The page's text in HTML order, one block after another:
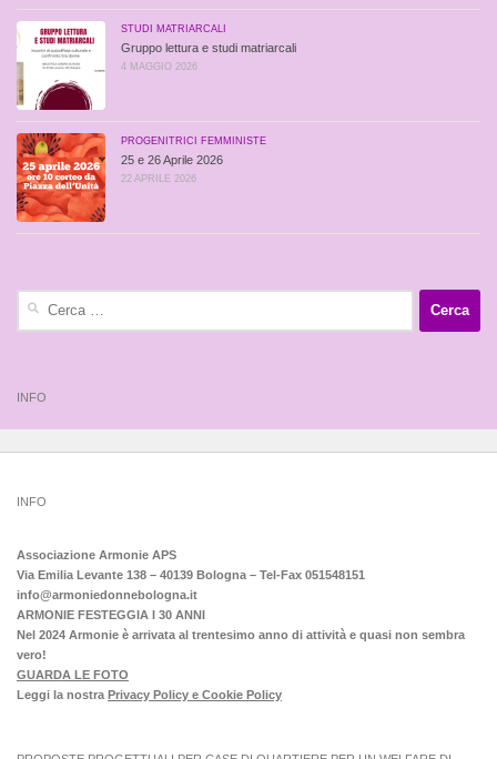
STUDI MATRIARCALI
Gruppo lettura e studi matriarcali
4 MAGGIO 2026
PROGENITRICI FEMMINISTE
25 e 26 Aprile 2026
22 APRILE 2026
INFO
INFO
Associazione Armonie APS
Via Emilia Levante 138 – 40139 Bologna – Tel-Fax 051548151
info@armoniedonnebologna.it
ARMONIE FESTEGGIA I 30 ANNI
Nel 2024 Armonie è arrivata al trentesimo anno di attività e quasi non sembra
vero!
GUARDA LE FOTO
Leggi la nostra Privacy Policy e Cookie Policy